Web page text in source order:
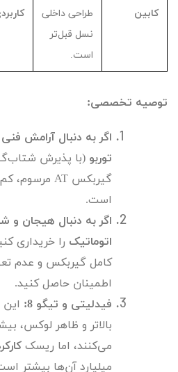
کابین
طراحی داخلی
نسل قبل‌تر
است.
توصیه تخصصی:
اگر به دنبال آرامش
توربو (با پذیرش
گیربکس AT مرسوم،
است.
اگر به دنبال هیجان
اتوماتیک را خریداری
کامل گیربکس و عدم
اطمینان حاصل کنید.
فیدلیتی و تیگو 8:
بالاتر و ظاهر لوکس،
می‌کنند، اما ریسک
میلیارد آن‌ها بیشتر